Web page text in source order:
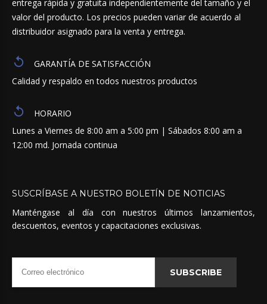
entrega rápida y gratuita independientemente del tamaño y el
valor del producto. Los precios pueden variar de acuerdo al
distribuidor asignado para la venta y entrega.
GARANTÍA DE SATISFACCIÓN
Calidad y respaldo en todos nuestros productos
HORARIO
Lunes a Viernes de 8:00 am a 5:00 pm | Sábados 8:00 am a
12:00 md. Jornada continua
SUSCRÍBASE A NUESTRO BOLETÍN DE NOTICIAS
Manténgase al día con nuestros últimos lanzamientos,
descuentos, eventos y capacitaciones exclusivas.
SUBSCRIBE